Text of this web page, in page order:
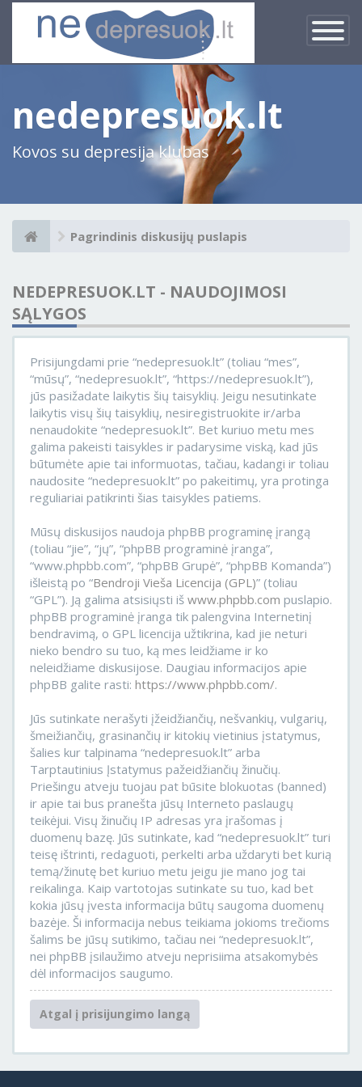
Įjungti
×
nedepresuok.lt
Kovos su depresija klubas
Pagrindinis diskusijų puslapis
NEDEPRESUOK.LT - NAUDOJIMOSI
SĄLYGOS
Prisijungdami prie “nedepresuok.lt” (toliau “mes”,
“mūsų”, “nedepresuok.lt”, “https://nedepresuok.lt”),
jūs pasižadate laikytis šių taisyklių. Jeigu nesutinkate
laikytis visų šių taisyklių, nesiregistruokite ir/arba
nenaudokite “nedepresuok.lt”. Bet kuriuo metu mes
galima pakeisti taisykles ir padarysime viską, kad jūs
būtumėte apie tai informuotas, tačiau, kadangi ir toliau
naudosite “nedepresuok.lt” po pakeitimų, yra protinga
reguliariai patikrinti šias taisykles patiems.
Mūsų diskusijos naudoja phpBB programinę įrangą
(toliau “jie”, “jų”, “phpBB programinė įranga”,
“www.phpbb.com”, “phpBB Grupė”, “phpBB Komanda”)
išleistą po “Bendroji Vieša Licencija (GPL)” (toliau
“GPL”). Ją galima atsisiųsti iš www.phpbb.com puslapio.
phpBB programinė įranga tik palengvina Internetinį
bendravimą, o GPL licencija užtikrina, kad jie neturi
nieko bendro su tuo, ką mes leidžiame ir ko
neleidžiame diskusijose. Daugiau informacijos apie
phpBB galite rasti: https://www.phpbb.com/.
Jūs sutinkate nerašyti įžeidžiančių, nešvankių, vulgarių,
šmeižiančių, grasinančių ir kitokių vietinius įstatymus,
šalies kur talpinama “nedepresuok.lt” arba
Tarptautinius Įstatymus pažeidžiančių žinučių.
Priešingu atveju tuojau pat būsite blokuotas (banned)
ir apie tai bus pranešta jūsų Interneto paslaugų
teikėjui. Visų žinučių IP adresas yra įrašomas į
duomenų bazę. Jūs sutinkate, kad “nedepresuok.lt” turi
teisę ištrinti, redaguoti, perkelti arba uždaryti bet kurią
temą/žinutę bet kuriuo metu jeigu jie mano jog tai
reikalinga. Kaip vartotojas sutinkate su tuo, kad bet
kokia jūsų įvesta informacija būtų saugoma duomenų
bazėje. Ši informacija nebus teikiama jokioms trečioms
šalims be jūsų sutikimo, tačiau nei “nedepresuok.lt”,
nei phpBB įsilaužimo atveju neprisiima atsakomybės
dėl informacijos saugumo.
Atgal į prisijungimo langą